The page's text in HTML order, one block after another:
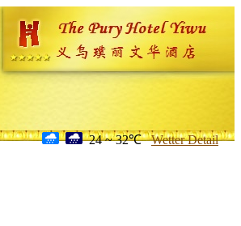
24 ~ 32℃ Wetter Detail